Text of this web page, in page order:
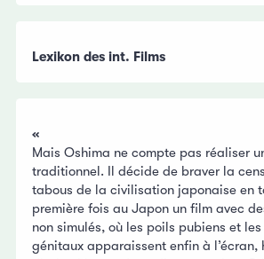
Lexikon des int. Films
«
Mais Oshima ne compte pas réaliser
traditionnel. Il décide de braver la
tabous de la civilisation japonaise en
première fois au Japon un film avec
non simulés, où les poils pubiens et
génitaux apparaissent enfin à l’écran,